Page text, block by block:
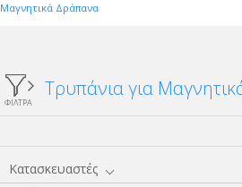
Μαγνητικά Δράπανα
ΦΙΛΤΡΑ
Τρυπάνια για
Κατασκευαστές